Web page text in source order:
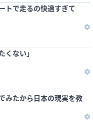
トで走るの快適すぎて
ない」
みたから日本の現実を教